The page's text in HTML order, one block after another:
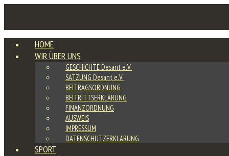
HOME
WIR ÜBER UNS
GESCHICHTE Desant e.V.
SATZUNG Desant e.V.
BEITRAGSORDNUNG
BEITRITTSERKLÄRUNG
FINANZORDNUNG
AUSWEIS
IMPRESSUM
DATENSCHUTZERKLÄRUNG
SPORT